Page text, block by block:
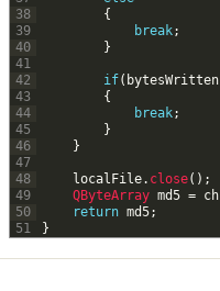
38
39
40
41
42
43
44
45
46
47
48
49
50
51
{
break;
}
if( bytesWritten
{
break;
}
}
localFile. close( ) ;
QByteArray md5 = ch
return md5;
}